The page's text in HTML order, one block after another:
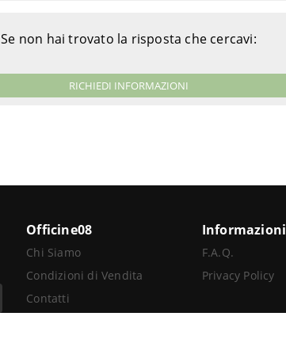
Se non hai trovato la risposta che cercavi:
RICHIEDI INFORMAZIONI
Officine08
Chi Siamo
Condizioni di Vendita
Contatti
Informazioni
F.A.Q.
Privacy Policy